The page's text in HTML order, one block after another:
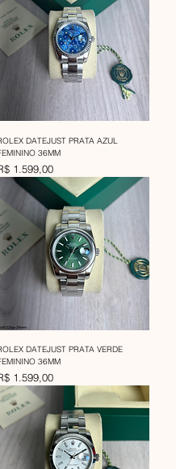
DATEJUST PRATA AZUL
36MM
1.599,00
DATEJUST PRATA VERDE
36MM
1.599,00